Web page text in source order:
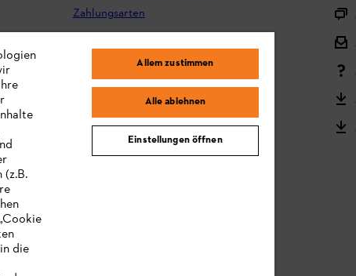
Zahlungsarten
Reklamation und Garantie
STIHL Kooperationsprogramm
STIHL Bedienungsanleitungen
MY STIHL
die
Allem zustimmen
Alle ablehnen
Einstellungen öffnen